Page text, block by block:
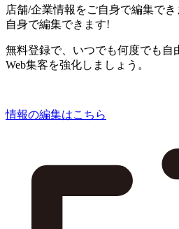
店舗/企業情報をご自身で編集でき
自身で編集できます!
無料登録で、いつでも何度でも自
Web集客を強化しましょう。
情報の編集はこちら